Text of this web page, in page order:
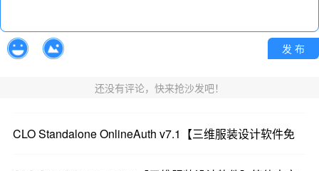
发 布
还没有评论，快来抢沙发吧！
CLO Standalone OnlineAuth v7.1【三维服装设计软件免